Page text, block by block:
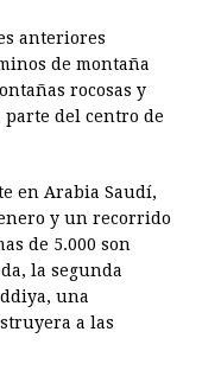
anteriores
de montaña
rocosas y
parte del centro de
en Arabia Saudí,
y un recorrido
de 5.000 son
la segunda
una
a las